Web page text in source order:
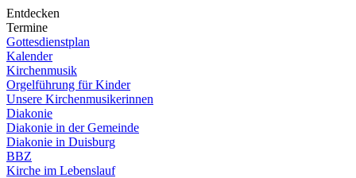
Entdecken
Termine
Gottesdienstplan
Kalender
Kirchenmusik
Orgelführung für Kinder
Unsere Kirchenmusikerinnen
Diakonie
Diakonie in der Gemeinde
Diakonie in Duisburg
BBZ
Kirche im Lebenslauf